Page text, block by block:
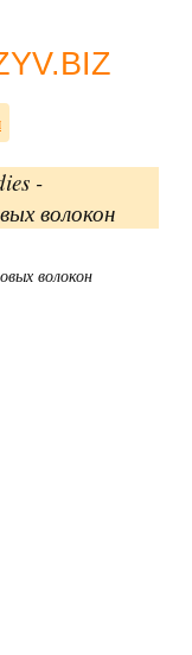
-
волокон
волокон